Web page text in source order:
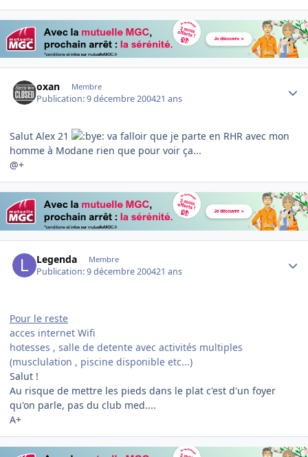
oxan Membre
Publication:9 décembre 200421 ans
Salut Alex 21
va falloir que je parte en RHR avec mon
homme à Modane rien que pour voir ça...
@+
Legenda Membre
Publication:9 décembre 200421 ans
Pour le reste
acces internet Wifi
hotesses , salle de detente avec activités multiples
(musclulation , piscine disponible etc...)
Salut !
Au risque de mettre les pieds dans le plat c'est d'un foyer
qu'on parle, pas du club med....
A+